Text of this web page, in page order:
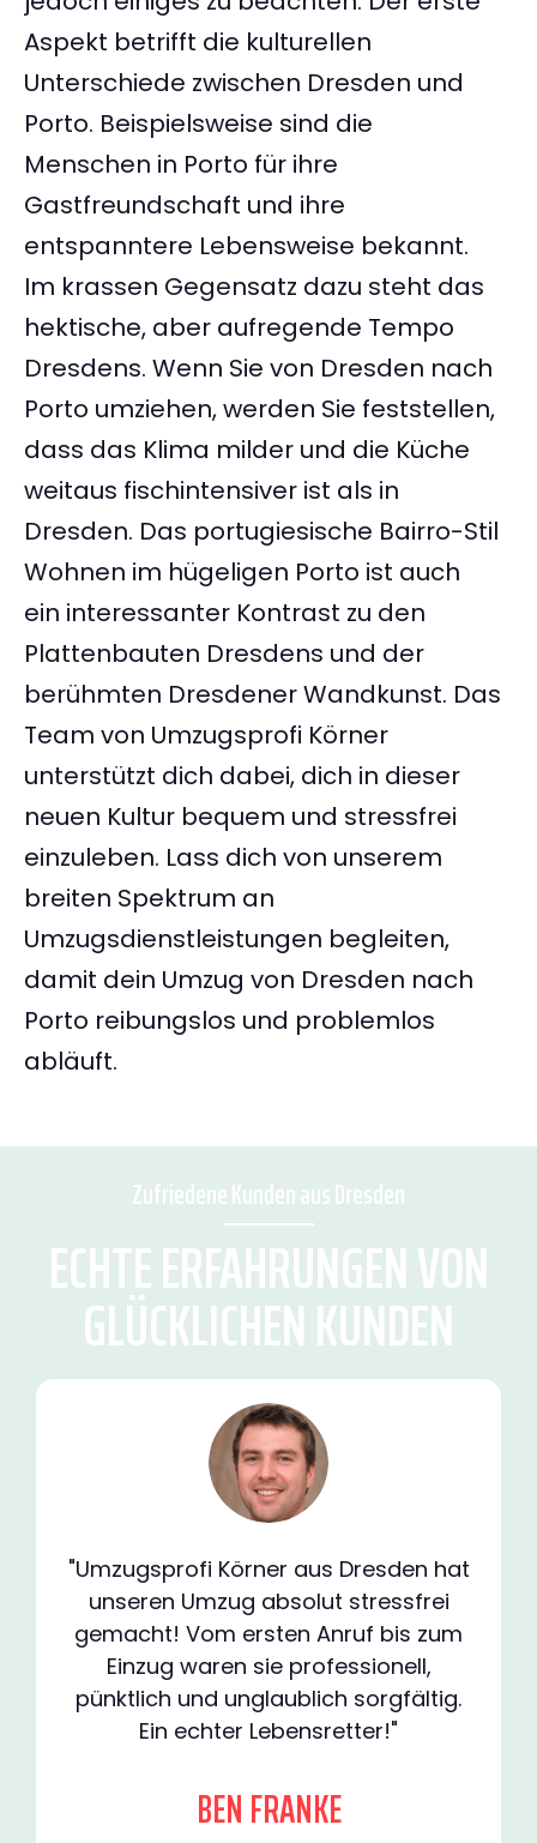
Aspekt betrifft die kulturellen
Unterschiede zwischen Dresden und
Porto. Beispielsweise sind die
Menschen in Porto für ihre
Gastfreundschaft und ihre
entspanntere Lebensweise bekannt.
Im krassen Gegensatz dazu steht das
hektische, aber aufregende Tempo
Dresdens. Wenn Sie von Dresden nach
Porto umziehen, werden Sie feststellen,
dass das Klima milder und die Küche
weitaus fischintensiver ist als in
Dresden. Das portugiesische Bairro-Stil
Wohnen im hügeligen Porto ist auch
ein interessanter Kontrast zu den
Plattenbauten Dresdens und der
berühmten Dresdener Wandkunst. Das
Team von Umzugsprofi Körner
unterstützt dich dabei, dich in dieser
neuen Kultur bequem und stressfrei
einzuleben. Lass dich von unserem
breiten Spektrum an
Umzugsdienstleistungen begleiten,
damit dein Umzug von Dresden nach
Porto reibungslos und problemlos
abläuft.
Zufriedene Kunden aus Dresden
ECHTE ERFAHRUNGEN VON
GLÜCKLICHEN KUNDEN
"Umzugsprofi Körner aus Dresden hat
unseren Umzug absolut stressfrei
gemacht! Vom ersten Anruf bis zum
Einzug waren sie professionell,
pünktlich und unglaublich sorgfältig.
Ein echter Lebensretter!"
BEN FRANKE